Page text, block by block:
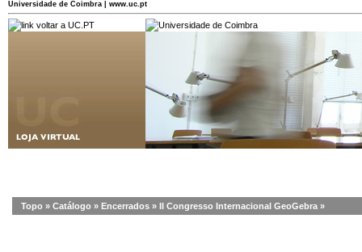
Universidade de Coimbra | www.uc.pt
Topo » Catálogo » Encerrados » II Congresso Internacional GeoGebra »